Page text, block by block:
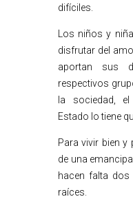
difíciles.
Los niños y
disfrutar del
aportan sus
respectivos
la sociedad,
Estado lo tiene
Para vivir bien
de una
hacen falta dos
raíces.